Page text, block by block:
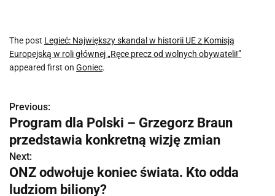
The post Legieć: Największy skandal w historii UE z Komisją
Europejską w roli głównej „Ręce precz od wolnych obywateli!”
appeared first on Goniec.
N
a
w
i
Previous:
Program dla Polski – Grzegorz Braun
przedstawia konkretną wizję zmian
Next:
ONZ odwołuje koniec świata. Kto odda
ludziom biliony?